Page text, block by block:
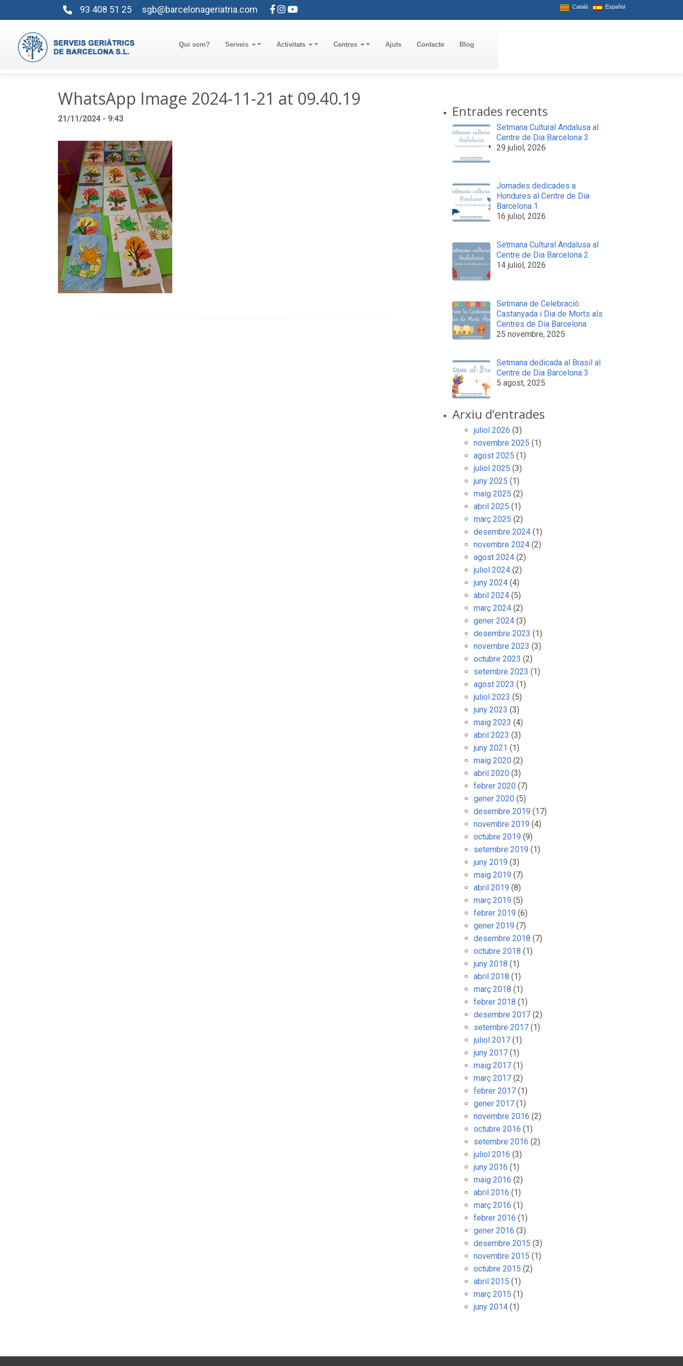
93 408 51 25 sgb@barcelonageriatria.com Català Español
Qui som? Serveis Activitats Centres Ajuts Contacte Blog
WhatsApp Image 2024-11-21 at 09.40.19
21/11/2024 - 9:43 Entrades recents
Setmana Cultural Andalusa al
Centre de Dia Barcelona 3
29 juliol, 2026
Jornades dedicades a
Hondures al Centre de Dia
Barcelona 1
16 juliol, 2026
Setmana Cultural Andalusa al
Centre de Dia Barcelona 2
14 juliol, 2026
Setmana de Celebració:
Castanyada i Dia de Morts als
Centres de Dia Barcelona
25 novembre, 2025
Setmana dedicada al Brasil al
Centre de Dia Barcelona 3
5 agost, 2025
Arxiu d’entrades
juliol 2026 (3)
novembre 2025 (1)
agost 2025 (1)
juliol 2025 (3)
juny 2025 (1)
maig 2025 (2)
abril 2025 (1)
març 2025 (2)
desembre 2024 (1)
novembre 2024 (2)
agost 2024 (2)
juliol 2024 (2)
juny 2024 (4)
abril 2024 (5)
març 2024 (2)
gener 2024 (3)
desembre 2023 (1)
novembre 2023 (3)
octubre 2023 (2)
setembre 2023 (1)
agost 2023 (1)
juliol 2023 (5)
juny 2023 (3)
maig 2023 (4)
abril 2023 (3)
juny 2021 (1)
maig 2020 (2)
abril 2020 (3)
febrer 2020 (7)
gener 2020 (5)
desembre 2019 (17)
novembre 2019 (4)
octubre 2019 (9)
setembre 2019 (1)
juny 2019 (3)
maig 2019 (7)
abril 2019 (8)
març 2019 (5)
febrer 2019 (6)
gener 2019 (7)
desembre 2018 (7)
octubre 2018 (1)
juny 2018 (1)
abril 2018 (1)
març 2018 (1)
febrer 2018 (1)
desembre 2017 (2)
setembre 2017 (1)
juliol 2017 (1)
juny 2017 (1)
maig 2017 (1)
març 2017 (2)
febrer 2017 (1)
gener 2017 (1)
novembre 2016 (2)
octubre 2016 (1)
setembre 2016 (2)
juliol 2016 (3)
juny 2016 (1)
maig 2016 (2)
abril 2016 (1)
març 2016 (1)
febrer 2016 (1)
gener 2016 (3)
desembre 2015 (3)
novembre 2015 (1)
octubre 2015 (2)
abril 2015 (1)
març 2015 (1)
juny 2014 (1)